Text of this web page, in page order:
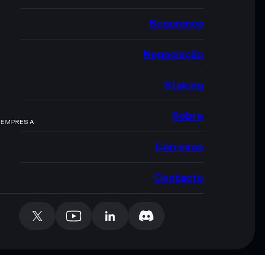
Segurança
Negociação
Staking
EMPRESA Sobre
Carreiras
Contacto